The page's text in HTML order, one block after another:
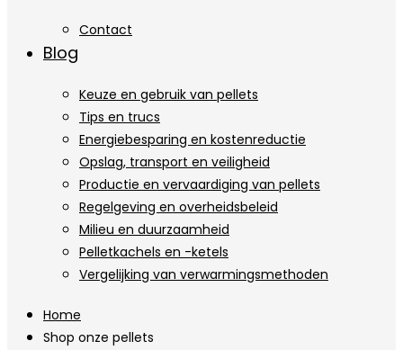
Contact
Blog
Keuze en gebruik van pellets
Tips en trucs
Energiebesparing en kostenreductie
Opslag, transport en veiligheid
Productie en vervaardiging van pellets
Regelgeving en overheidsbeleid
Milieu en duurzaamheid
Pelletkachels en -ketels
Vergelijking van verwarmingsmethoden
Home
Shop onze pellets